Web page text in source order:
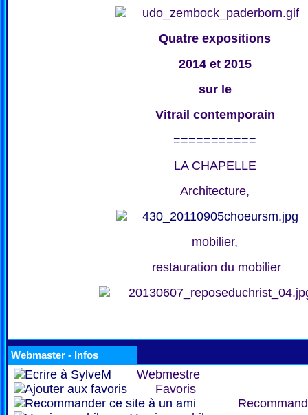
Quatre expositions
2014 et 2015
sur le
Vitrail contemporain
===========
LA CHAPELLE
Architecture,
mobilier,
restauration du mobilier
Webmaster - Infos
Webmestre
Favoris